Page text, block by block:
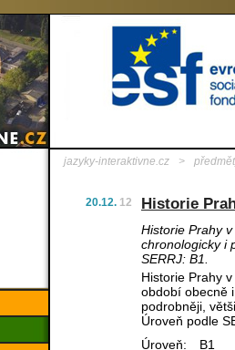
jazyky-interaktivne.cz >
20.12. 12 Historie
Historie Prahy
chronologicky i
SERRJ: B1.
Historie Prahy
období obecně
podrobněji,
Úroveň podle
Úroveň:
B1